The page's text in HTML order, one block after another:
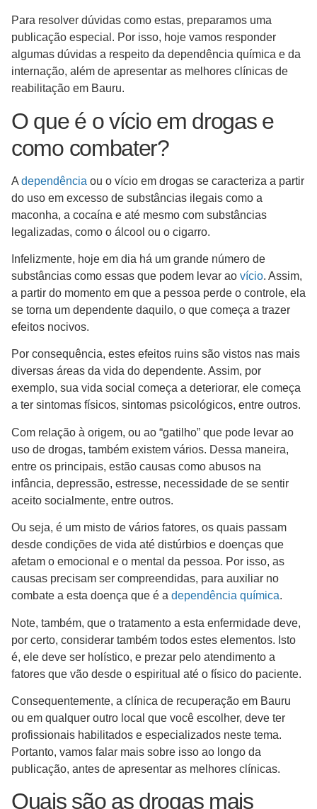
Para resolver dúvidas como estas, preparamos uma
publicação especial. Por isso, hoje vamos responder
algumas dúvidas a respeito da dependência química e da
internação, além de apresentar as melhores clínicas de
reabilitação em Bauru.
O que é o vício em drogas e
como combater?
A dependência ou o vício em drogas se caracteriza a partir
do uso em excesso de substâncias ilegais como a
maconha, a cocaína e até mesmo com substâncias
legalizadas, como o álcool ou o cigarro.
Infelizmente, hoje em dia há um grande número de
substâncias como essas que podem levar ao vício. Assim,
a partir do momento em que a pessoa perde o controle, ela
se torna um dependente daquilo, o que começa a trazer
efeitos nocivos.
Por consequência, estes efeitos ruins são vistos nas mais
diversas áreas da vida do dependente. Assim, por
exemplo, sua vida social começa a deteriorar, ele começa
a ter sintomas físicos, sintomas psicológicos, entre outros.
Com relação à origem, ou ao “gatilho” que pode levar ao
uso de drogas, também existem vários. Dessa maneira,
entre os principais, estão causas como abusos na
infância, depressão, estresse, necessidade de se sentir
aceito socialmente, entre outros.
Ou seja, é um misto de vários fatores, os quais passam
desde condições de vida até distúrbios e doenças que
afetam o emocional e o mental da pessoa. Por isso, as
causas precisam ser compreendidas, para auxiliar no
combate a esta doença que é a dependência química.
Note, também, que o tratamento a esta enfermidade deve,
por certo, considerar também todos estes elementos. Isto
é, ele deve ser holístico, e prezar pelo atendimento a
fatores que vão desde o espiritual até o físico do paciente.
Consequentemente, a clínica de recuperação em Bauru
ou em qualquer outro local que você escolher, deve ter
profissionais habilitados e especializados neste tema.
Portanto, vamos falar mais sobre isso ao longo da
publicação, antes de apresentar as melhores clínicas.
Quais são as drogas mais